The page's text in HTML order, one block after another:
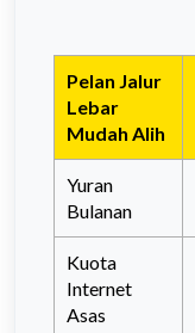
Pelan Jalur
Lebar
Mudah Alih
Yuran
Bulanan
Kuota
Internet
Asas